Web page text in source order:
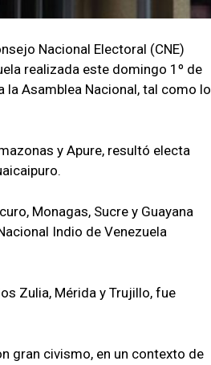
Nacional Electoral (CNE)
realizada este domingo 1º de
Asamblea Nacional, tal como lo
y Apure, resultó electa
Monagas, Sucre y Guayana
Indio de Venezuela
Zulia, Mérida y Trujillo, fue
gran civismo, en un contexto de